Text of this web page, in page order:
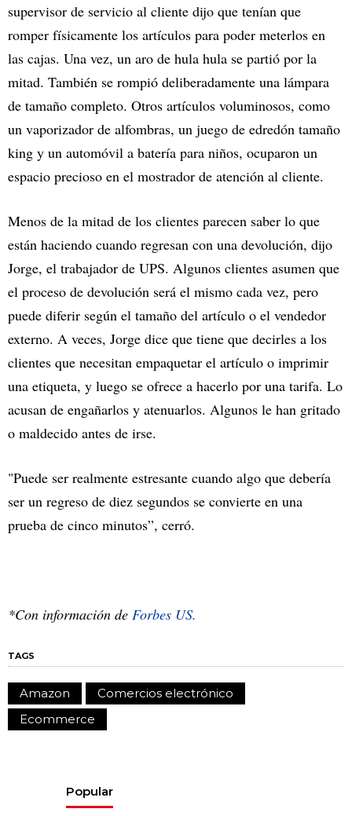
supervisor de servicio al cliente dijo que tenían que
romper físicamente los artículos para poder meterlos en
las cajas. Una vez, un aro de hula hula se partió por la
mitad. También se rompió deliberadamente una lámpara
de tamaño completo. Otros artículos voluminosos, como
un vaporizador de alfombras, un juego de edredón tamaño
king y un automóvil a batería para niños, ocuparon un
espacio precioso en el mostrador de atención al cliente.
Menos de la mitad de los clientes parecen saber lo que
están haciendo cuando regresan con una devolución, dijo
Jorge, el trabajador de UPS. Algunos clientes asumen que
el proceso de devolución será el mismo cada vez, pero
puede diferir según el tamaño del artículo o el vendedor
externo. A veces, Jorge dice que tiene que decirles a los
clientes que necesitan empaquetar el artículo o imprimir
una etiqueta, y luego se ofrece a hacerlo por una tarifa. Lo
acusan de engañarlos y atenuarlos. Algunos le han gritado
o maldecido antes de irse.
"Puede ser realmente estresante cuando algo que debería
ser un regreso de diez segundos se convierte en una
prueba de cinco minutos”, cerró.
*Con información de Forbes US.
TAGS
Amazon
Comercios electrónico
Ecommerce
Popular